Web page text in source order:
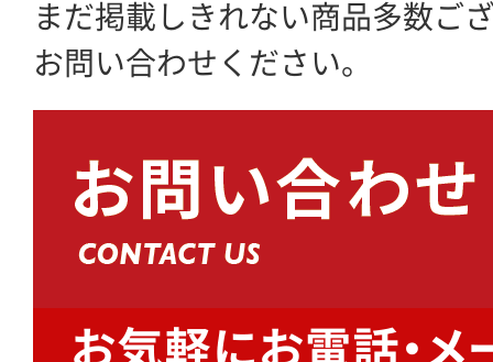
まだ掲載しきれない商品多数ご
お問い合わせください。